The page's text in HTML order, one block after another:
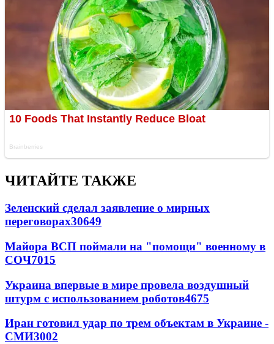
ЧИТАЙТЕ ТАКЖЕ
Зеленский сделал заявление о мирных
переговорах30649
Майора ВСП поймали на "помощи" военному в
СОЧ7015
Украина впервые в мире провела воздушный
штурм с использованием роботов4675
Иран готовил удар по трем объектам в Украине -
СМИ3002